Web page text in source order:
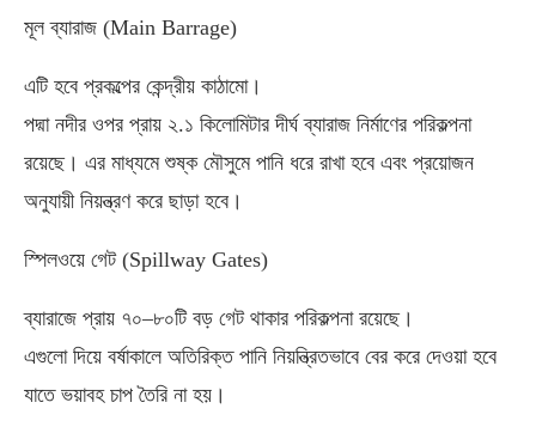
মূল ব্যারাজ (Main Barrage)
এটি হবে প্রকল্পের কেন্দ্রীয় কাঠামো।
পদ্মা নদীর ওপর প্রায় ২.১ কিলোমিটার দীর্ঘ ব্যারাজ নির্মাণের পরিকল্পনা
রয়েছে। এর মাধ্যমে শুষ্ক মৌসুমে পানি ধরে রাখা হবে এবং প্রয়োজন
অনুযায়ী নিয়ন্ত্রণ করে ছাড়া হবে।
স্পিলওয়ে গেট (Spillway Gates)
ব্যারাজে প্রায় ৭০–৮০টি বড় গেট থাকার পরিকল্পনা রয়েছে।
এগুলো দিয়ে বর্ষাকালে অতিরিক্ত পানি নিয়ন্ত্রিতভাবে বের করে দেওয়া হবে
যাতে ভয়াবহ চাপ তৈরি না হয়।